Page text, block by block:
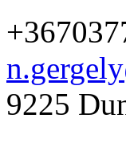
9225